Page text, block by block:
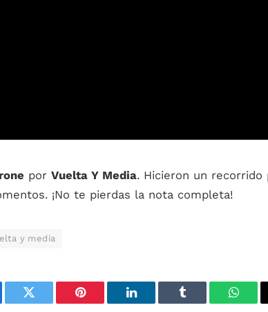
por Vuelta Y Media. Hicieron un recorrido
¡No te pierdas la nota completa!
y media
Twitter Pinterest LinkedIn Tumblr